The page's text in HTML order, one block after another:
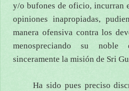
y/o bufones de oficio, incurran
opiniones inapropiadas,
manera ofensiva contra los
menospreciando su
sinceramente la misión de Sri
Ha sido pues preciso